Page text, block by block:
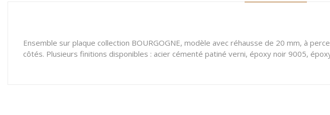
Ensemble sur plaque collection BOURGOGNE, modèle avec réhausse de 20 mm, à
côtés. Plusieurs finitions disponibles : acier cémenté patiné verni, époxy noir 9005,